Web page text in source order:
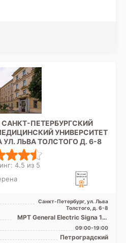
ПЕТЕРБУРГСКИЙ
УНИВЕРСИТЕТ
ЛЬВА ТОЛСТОГО Д. 6-8
4.5 из 5
Санкт-Петербург, ул. Льва
Толстого, д. 6-8
МРТ General Electric Signa 1.5
Tесла, КТ Toshiba
AsteionMulti 4 среза, ...
09:00-19:00
Петроградский